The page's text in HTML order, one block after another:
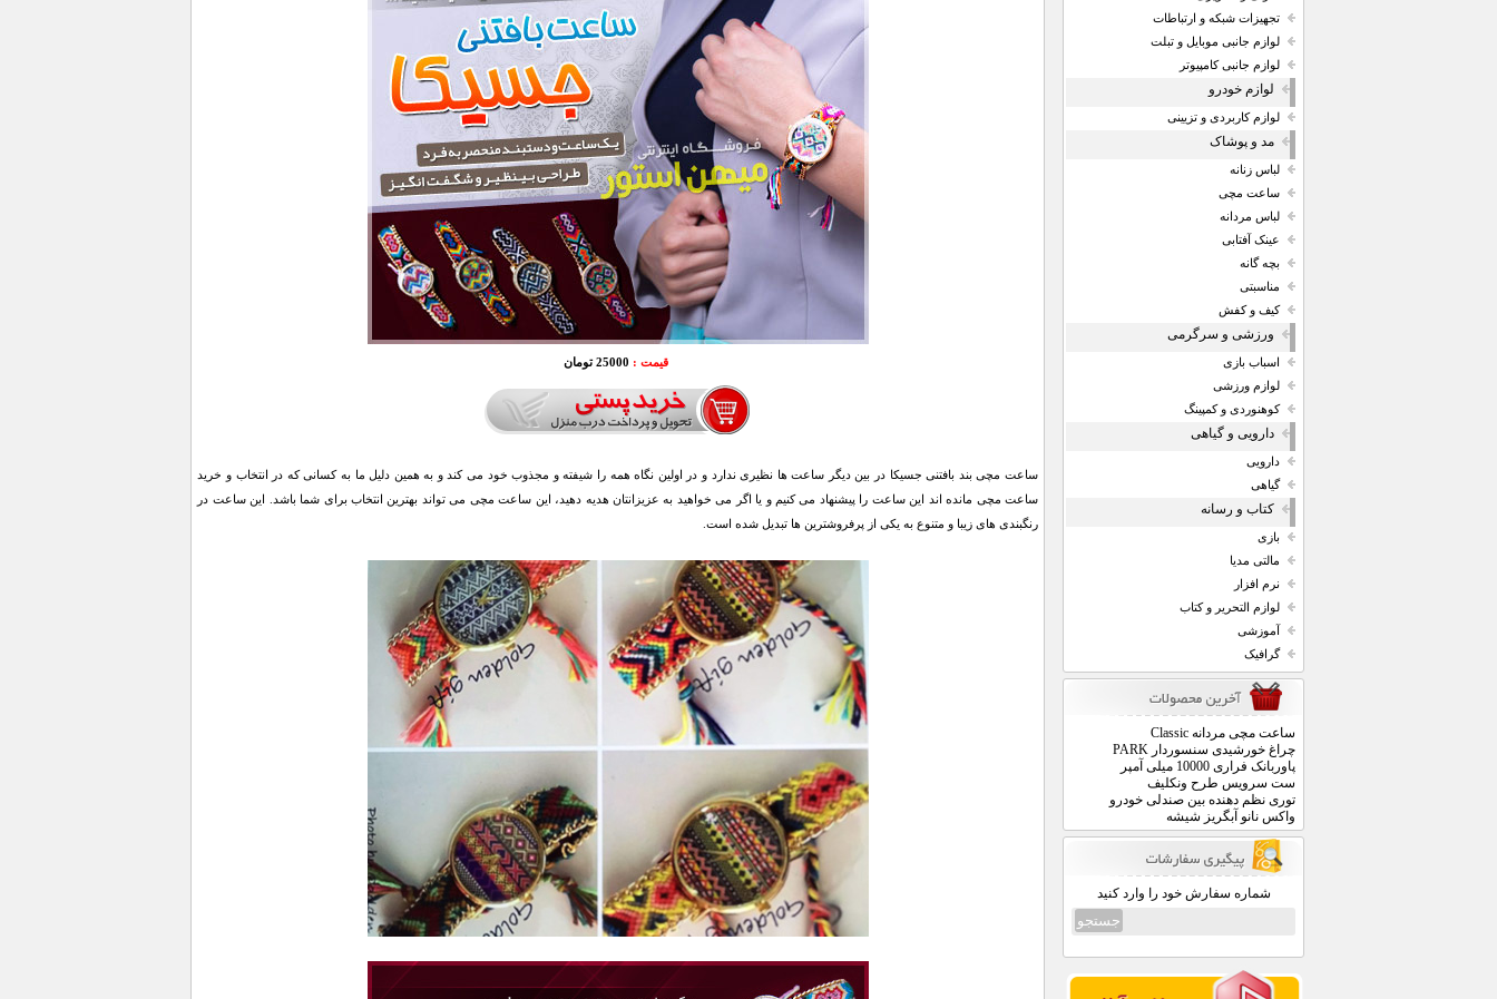
تجهیزات شبکه و ارتباطات
لوازم جانبی موبایل و تبلت
لوازم جانبی کامپیوتر
لوازم خودرو
لوازم کاربردی و تزیینی
مد و پوشاک
لباس زنانه
ساعت مچی
لباس مردانه
عینک آفتابی
بچه گانه
مناسبتی
کیف و کفش
ورزشی و سرگرمی
اسباب بازی
لوازم ورزشی
کوهنوردی و کمپینگ
دارویی و گیاهی
دارویی
گیاهی
کتاب و رسانه
بازی
مالتی مدیا
نرم افزار
لوازم التحریر و کتاب
آموزشی
گرافیک
ساعت مچی مردانه Classic
چراغ خورشیدی سنسوردار PARK
پاوربانک فراری 10000 میلی آمپر
ست سرویس طرح ونکلیف
توری نظم دهنده بین صندلی خودرو
واکس نانو آبگریز شیشه
شماره سفارش خود را وارد کنید
قیمت : 25000 تومان
ساعت مچی بند بافتنی جسیکا در بین دیگر ساعت ها نظیری ندارد و در اولین نگاه همه را شیفته و مجذوب خود می کند و به همین دلیل ما به کسانی که در انتخاب و خرید
ساعت مچی مانده اند این ساعت را پیشنهاد می کنیم و یا اگر می خواهید به عزیزانتان هدیه دهید، این ساعت مچی می تواند بهترین انتخاب برای شما باشد. این ساعت در
رنگبندی های زیبا و متنوع به یکی از پرفروشترین ها تبدیل شده است.